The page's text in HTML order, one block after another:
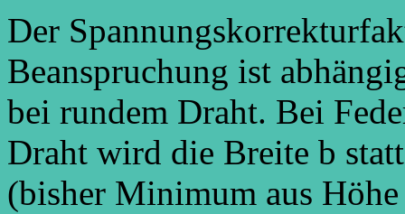
Der
Beanspruchung ist
bei rundem Draht. Bei
Draht wird die Breite b
(bisher Minimum aus